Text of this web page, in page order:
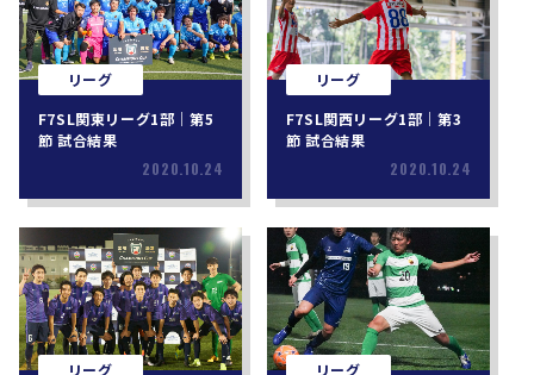
リーグ
F7SL関東リーグ1部｜第5
節 試合結果
2020.10.24
リーグ
F7SL関西リーグ1部｜第3
節 試合結果
2020.10.24
リーグ
リーグ